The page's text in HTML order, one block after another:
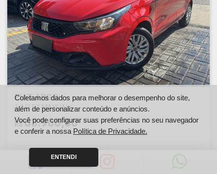
FIAT ARGO
1.0 FLEX MANUAL
R$63.900,00
Ano
Coletamos dados para melhorar o desempenho do site,
além de personalizar conteúdo e anúncios.
Você pode configurar suas preferências no seu navegador
e conferir a nossa Política de Privacidade.
ENTENDI